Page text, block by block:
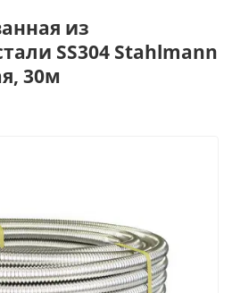
из
SS304 Stahlmann
30м